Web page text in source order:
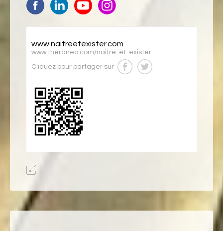
www.naitreetexister.com
www.theraneo.com/naitre-et-exister
Cliquez pour partager sur